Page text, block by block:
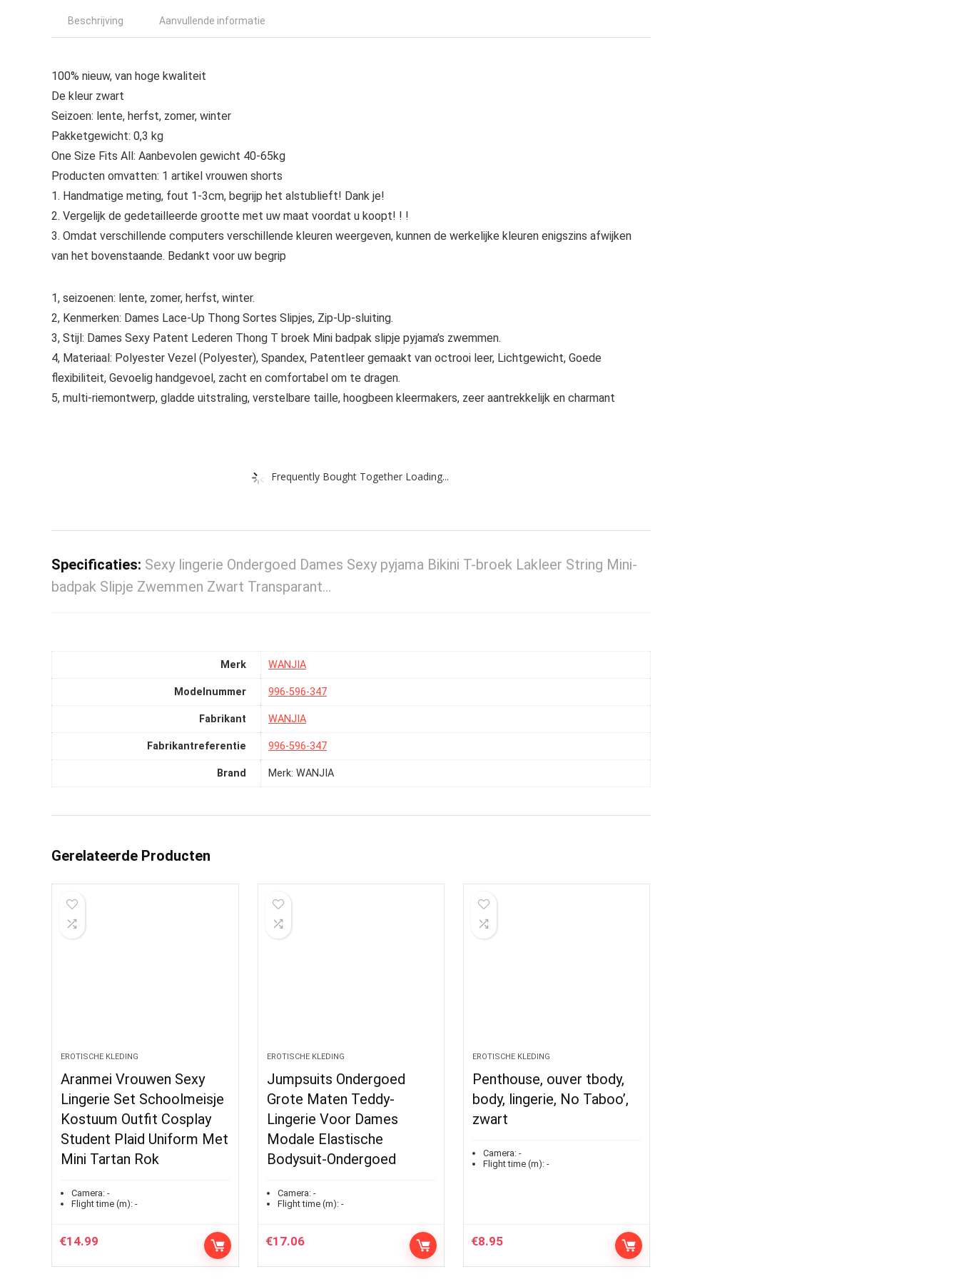
Beschrijving Aanvullende informatie
100% nieuw, van hoge kwaliteit
De kleur zwart
Seizoen: lente, herfst, zomer, winter
Pakketgewicht: 0,3 kg
One Size Fits All: Aanbevolen gewicht 40-65kg
Producten omvatten: 1 artikel vrouwen shorts
1. Handmatige meting, fout 1-3cm, begrijp het alstublieft! Dank je!
2. Vergelijk de gedetailleerde grootte met uw maat voordat u koopt! ! !
3. Omdat verschillende computers verschillende kleuren weergeven, kunnen de werkelijke kleuren enigszins afwijken
van het bovenstaande. Bedankt voor uw begrip
1, seizoenen: lente, zomer, herfst, winter.
2, Kenmerken: Dames Lace-Up Thong Sortes Slipjes, Zip-Up-sluiting.
3, Stijl: Dames Sexy Patent Lederen Thong T broek Mini badpak slipje pyjama’s zwemmen.
4, Materiaal: Polyester Vezel (Polyester), Spandex, Patentleer gemaakt van octrooi leer, Lichtgewicht, Goede
flexibiliteit, Gevoelig handgevoel, zacht en comfortabel om te dragen.
5, multi-riemontwerp, gladde uitstraling, verstelbare taille, hoogbeen kleermakers, zeer aantrekkelijk en charmant
Frequently Bought Together Loading...
Specificaties: Sexy lingerie Ondergoed Dames Sexy pyjama Bikini T-broek Lakleer String Mini-
badpak Slipje Zwemmen Zwart Transparant…
Merk ‎WANJIA
Modelnummer ‎996-596-347
Fabrikant ‎WANJIA
Fabrikantreferentie ‎996-596-347
Brand Merk: WANJIA
Gerelateerde Producten
EROTISCHE KLEDING
Aranmei Vrouwen Sexy
Lingerie Set Schoolmeisje
Kostuum Outfit Cosplay
Student Plaid Uniform Met
Mini Tartan Rok
Camera: -
Flight time (m): -
€14.99
EROTISCHE KLEDING
Jumpsuits Ondergoed
Grote Maten Teddy-
Lingerie Voor Dames
Modale Elastische
Bodysuit-Ondergoed
Camera:-
Flight time (m):-
€17.06
EROTISCHE KLEDING
Penthouse, ouver tbody,
body, lingerie, No Taboo’,
zwart
Camera: -
Flight time (m): -
€8.95